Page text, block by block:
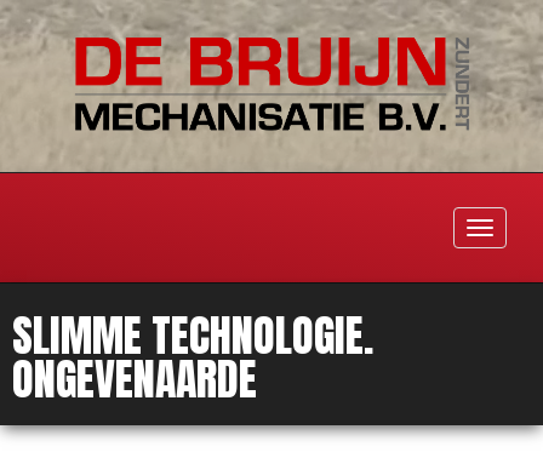
Toggle
SLIMME TECHNOLOGIE.
ONGEVENAARDE